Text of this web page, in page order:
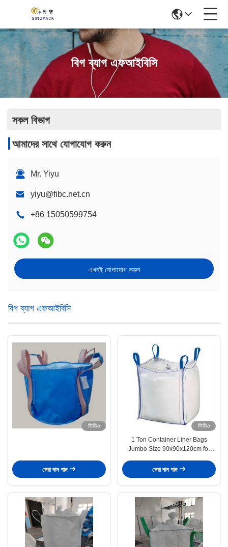
বিগ ব্যাগ এফআইবিসি
সকল বিভাগ
আমাদের সাথে যোগাযোগ করুন
Mr. Yiyu
yiyu@fibc.net.cn
+86 15050599754
এখনই যোগাযোগ করুন
বিগ ব্যাগ এফআইবিসি
ভিডিও
সেরা দাম পান
ভিডিও
1 Ton Container Liner Bags
Jumbo Size 90x90x120cm for
সেরা দাম পান